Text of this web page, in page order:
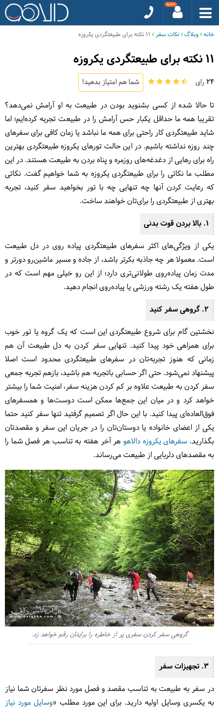
خانه وبلاگ نکات سفر
11 نکته برای طبیعتگردی یکروزه
24رای شما هم امتیاز بدهید!
تا حالا شده از کسی بشنوید بودن در طبیعت به او آرامش نمی‌دهد؟
تقریبا همه ما حداقل یکبار حس آرامش را در طبیعت تجربه کرده‌ایم؛ اما
شاید طبیعتگردی کار راحتی برای همه ما نباشد یا زمان کافی برای سفرهای
چند روزه نداشته باشیم. در این حالت تورهای یکروزه طبیعتگردی بهترین
راه برای رهایی از دغدغه‌های روزمره و پناه بردن به طبیعت هستند. در این
مطلب ما نکاتی را برای طبیعتگردی یکروزه به شما خواهیم گفت. نکاتی
که رعایت کردن آنها چه تنهایی چه با تور بخواهید سفر کنید، تجربه
بهتری از طبیعتگردی را برای‌تان خواهند ساخت.
1. بالا بردن قوت بدنی
یکی از ویژگی‌های اکثر سفرهای طبیعتگردی پیاده روی در دل طبیعت
است. معمولا هر چه جاذبه بکرتر باشد، از جاده و مسیر ماشین‌رو دورتر و
مدت زمان پیاده‌روی‌ طولانی‌تری دارد؛ از این رو خیلی مهم است که در
طول هفته یک رشته ورزشی یا پیاده‌روی انجام دهید.
2. گروهی سفر کنید
نخشتین گام برای شروع طبیعتگردی این است که یک گروه یا تور خوب
برای همراهی خود پیدا کنید. تنهایی سفر کردن به دل طبیعت آن هم
زمانی که هنوز تجربه‌‌تان در سفرهای طبیعتگردی محدود است اصلا
پیشنهاد نمی‌شود. حتی اگر حسابی باتجربه هم باشید، بازهم تجربه جمعی
سفر کردن به طبیعت علاوه بر کم کردن هزینه سفر، امنیت شما را بیشتر
خواهد کرد و در میان این جمع‌ها ممکن است دوست‌ها و همسفرهای
فوق‌العاده‌ای پیدا کنید. با این حال اگر تصمیم گرفتید تنها سفر کنید حتما
یکی از اعضای خانواده یا دوستان‌تان را در جریان این سفر و مقصدتان
بگذارید. سفرهای یکروزه دالاهو هر آخر هفته به تناسب هر فصل شما را
به مقصدهای دلربایی از طبیعت می‌رساند.
گروهی سفر کردن سفری پر از خاطره را برای‎تان رقم خواهد زد.
3. تجهیزات سفر
در سفر به طبیعت به تناسب مقصد و فصل مورد نظر سفرتان شما نیاز
به یکسری وسایل اولیه دارید. برای این مورد مطلب «وسایل مورد نیاز